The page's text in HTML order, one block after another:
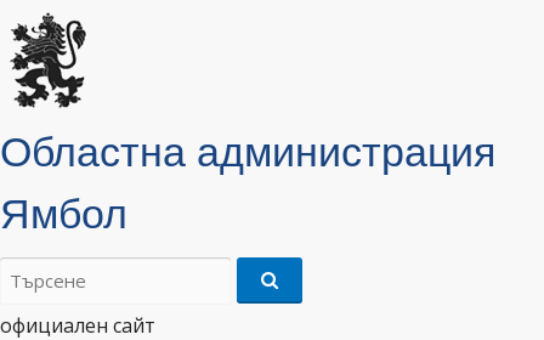
Областна администрация
Ямбол
Търсене
официален сайт